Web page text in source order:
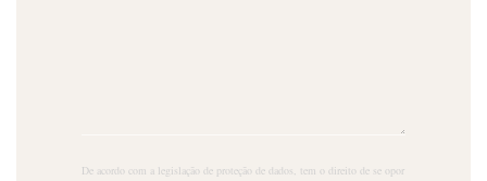
De acordo com a legislação de proteção de dados, tem o direito de se opor